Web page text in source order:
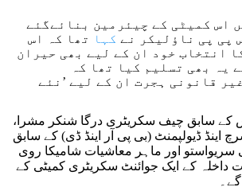
اس کمیٹی کے چیئرمین بنائےگئے
پی پی ناؤلیکر نے کہا
تھا کہ اس
انتخاب خود ان کے لیے بھی حیران
یہ بھی تسلیم کیا تھا کہ
قانونی ہجرت ان کے لیے ’نئے
کے سابق چیف سکریٹری درگا شنکر مشرا،
اینڈ ڈیولپمنٹ (بی پی آر اینڈ ڈی) کے سابق
سریواستو اور ماہر معاشیات شامیکا روی
داخلہ کے ایک جوائنٹ سکریٹری کمیٹی کے